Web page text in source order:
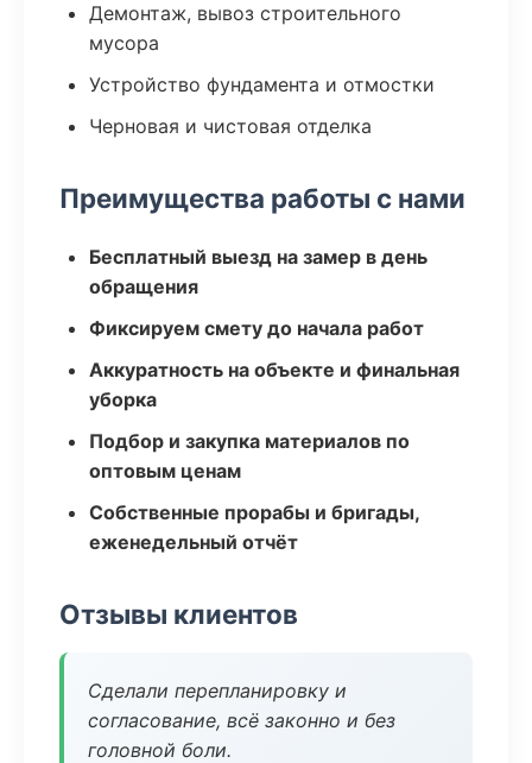
Демонтаж, вывоз строительного
мусора
Устройство фундамента и отмостки
Черновая и чистовая отделка
Преимущества работы с нами
Бесплатный выезд на замер в день
обращения
Фиксируем смету до начала работ
Аккуратность на объекте и финальная
уборка
Подбор и закупка материалов по
оптовым ценам
Собственные прорабы и бригады,
еженедельный отчёт
Отзывы клиентов
Сделали перепланировку и
согласование, всё законно и без
головной боли.